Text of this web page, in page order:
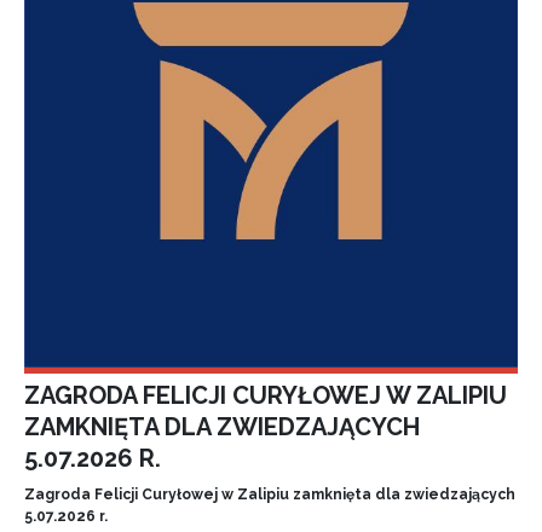
ZAGRODA FELICJI CURYŁOWEJ W ZALIPIU
ZAMKNIĘTA DLA ZWIEDZAJĄCYCH
5.07.2026 R.
Zagroda Felicji Curyłowej w Zalipiu zamknięta dla zwiedzających
5.07.2026 r.